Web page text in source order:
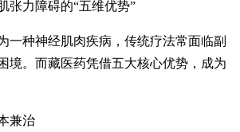
张力障碍的“五维优势”
一种神经肌肉疾病，传统疗法常面临副
境。而藏医药凭借五大核心优势，成为
兼治